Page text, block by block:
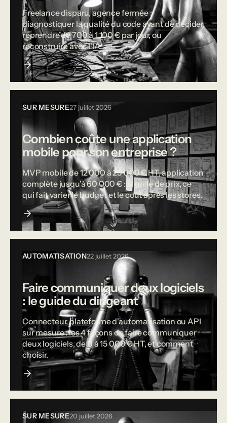
Freelance disparu, agence fermée :
diagnostiquer la qualité du code avant de décider,
reprendre de 700 à 1 100 € par jour, ou
reconstruire avec l'IA.
SUR MESURE27 juillet 2026
Combien coûte une application
mobile pour son entreprise ?
MVP mobile de 12 000 à 25 000 € HT, application
complète jusqu'à 60 000 € : la grille de prix, ce
qui fait varier le budget et le coût après les stores.
AUTOMATISATION22 juillet 2026
Faire communiquer deux logiciels
: le guide du dirigeant
Connecteur, plateforme d'automatisation ou API
sur mesure : les 4 façons de faire communiquer
deux logiciels, de 0 à 15 000 € HT, et comment
choisir.
SUR MESURE20 juillet 2026